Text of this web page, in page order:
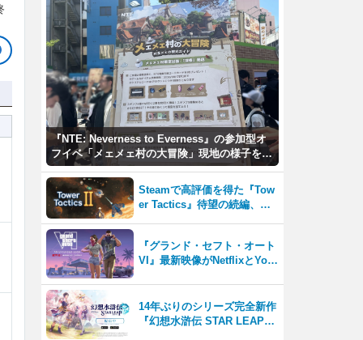
『NTE: Neverness to Everness』の参加型オ
フイベ「メェメェ村の大冒険」現地の様子をレ
ポ！ミニゲームやコスプレイヤー撮影など盛り
だくさん！
Steamで高評価を得た『Tow
er Tactics』待望の続編、『T
『グランド・セフト・オート
VI』最新映像がNetflixとYou
14年ぶりのシリーズ完全新作
『幻想水滸伝 STAR LEAP』